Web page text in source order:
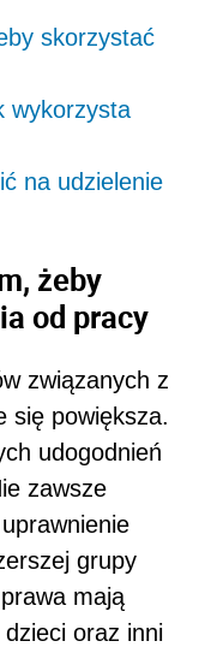
skorzystać
wykorzysta
na udzielenie
żeby
od pracy
związanych z
się powiększa.
udogodnień
zawsze
grupy
mają
oraz inni